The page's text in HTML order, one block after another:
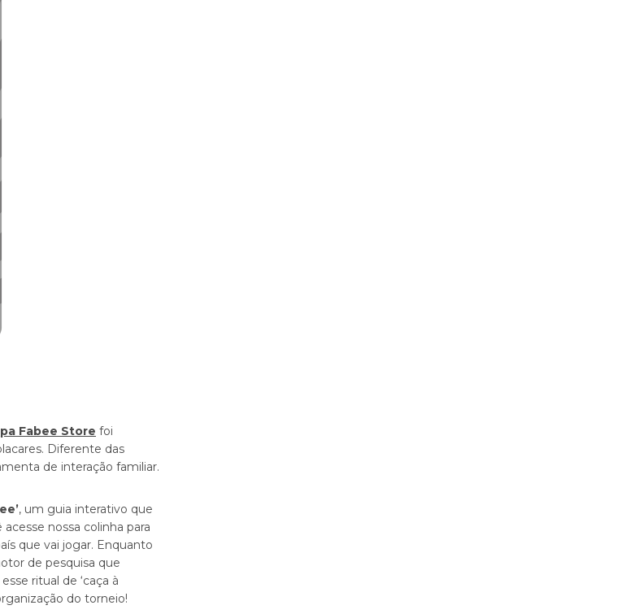
Fabee Store foi
Diferente das
de interação familiar.
, um guia interativo que
nossa colinha para
que vai jogar. Enquanto
de pesquisa que
ritual de ‘caça à
do torneio!